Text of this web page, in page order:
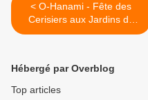
< O-Hanami - Fête des
Cerisiers aux Jardins de
Valloires
Hébergé par Overblog
Top articles